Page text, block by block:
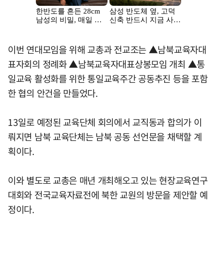
이번 연대모임을 위해 교총과 전교조는 ▲남북교육자대
표자회의 정례화 ▲남북교육자대표상봉모임 개최 ▲통
일교육 활성화를 위한 통일교육주간 공동추진 등을 포함
한 협의 안건을 만들었다.
13일로 예정된 교육단체 회의에서 교직동과 합의가 이
뤄지면 남북 교육단체는 남북 공동 선언문을 채택할 계
획이다.
이와 별도로 교총은 매년 개최해오고 있는 현장교육연구
대회와 전국교육자료전에 북한 교원의 방문을 제안할 예
정이다.